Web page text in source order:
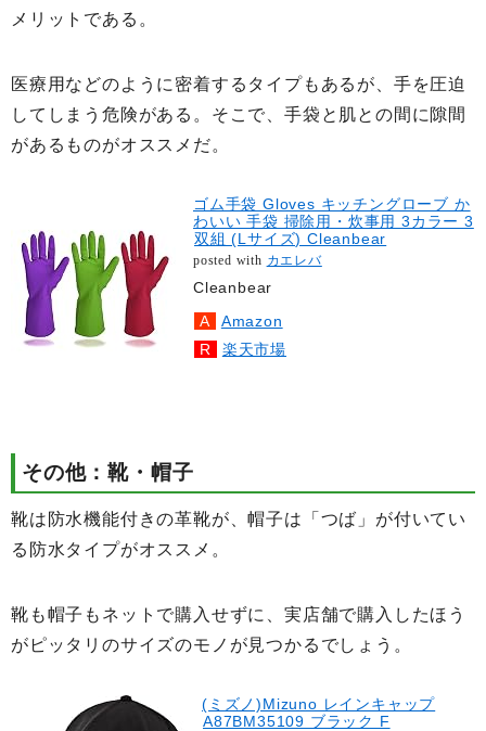
メリットである。
医療用などのように密着するタイプもあるが、手を圧迫
してしまう危険がある。そこで、手袋と肌との間に隙間
があるものがオススメだ。
ゴム手袋 Gloves キッチングローブ か
わいい 手袋 掃除用・炊事用 3カラー 3
双組 (Lサイズ) Cleanbear
posted with カエレバ
Cleanbear
Amazon
楽天市場
その他：靴・帽子
靴は防水機能付きの革靴が、帽子は「つば」が付いてい
る防水タイプがオススメ。
靴も帽子もネットで購入せずに、実店舗で購入したほう
がピッタリのサイズのモノが見つかるでしょう。
(ミズノ)Mizuno レインキャップ
A87BM35109 ブラック F